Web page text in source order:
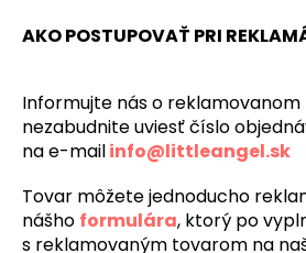
AKO POSTUPOVAŤ PRI
Informujte nás o
nezabudnite uviesť číslo
na e-mailinfo@littleangel.sk
Tovar môžete jednoducho
nášho formulára, ktorý po
s reklamovaným tovarom na